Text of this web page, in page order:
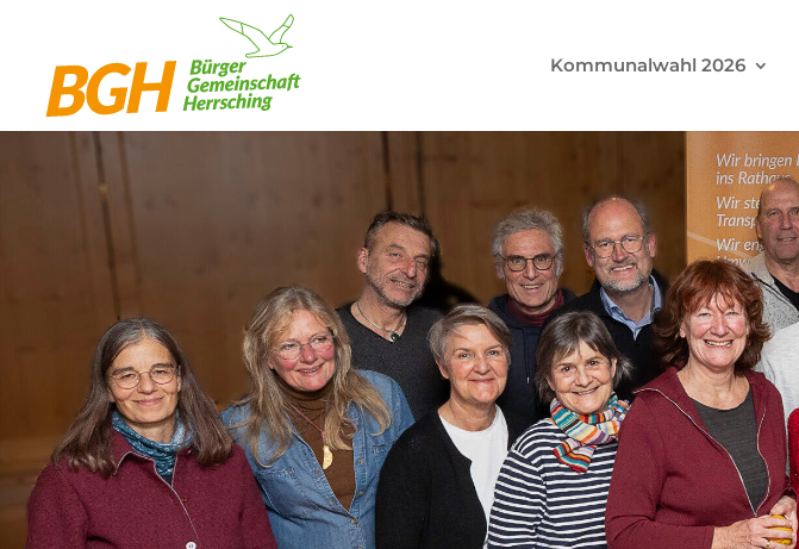
Kommunalwahl 2026